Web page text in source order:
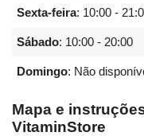
Sexta-feira: 10:00 -
Sábado: 10:00 - 20:00
Domingo: Não
Mapa e
VitaminStore